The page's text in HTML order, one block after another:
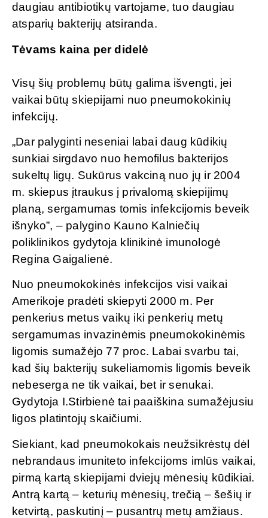
daugiau antibiotikų vartojame, tuo daugiau
atsparių bakterijų atsiranda.
Tėvams kaina per didelė
Visų šių problemų būtų galima išvengti, jei
vaikai būtų skiepijami nuo pneumokokinių
infekcijų.
„Dar palyginti neseniai labai daug kūdikių
sunkiai sirgdavo nuo hemofilus bakterijos
sukeltų ligų. Sukūrus vakciną nuo jų ir 2004
m. skiepus įtraukus į privalomą skiepijimų
planą, sergamumas tomis infekcijomis beveik
išnyko”, – palygino Kauno Kalniečių
poliklinikos gydytoja klinikinė imunologė
Regina Gaigalienė.
Nuo pneumokokinės infekcijos visi vaikai
Amerikoje pradėti skiepyti 2000 m. Per
penkerius metus vaikų iki penkerių metų
sergamumas invazinėmis pneumokokinėmis
ligomis sumažėjo 77 proc. Labai svarbu tai,
kad šių bakterijų sukeliamomis ligomis beveik
nebeserga ne tik vaikai, bet ir senukai.
Gydytoja I.Stirbienė tai paaiškina sumažėjusiu
ligos platintojų skaičiumi.
Siekiant, kad pneumokokais neužsikrėstų dėl
nebrandaus imuniteto infekcijoms imlūs vaikai,
pirmą kartą skiepijami dviejų mėnesių kūdikiai.
Antrą kartą – keturių mėnesių, trečią – šešių ir
ketvirtą, paskutinį – pusantrų metų amžiaus.